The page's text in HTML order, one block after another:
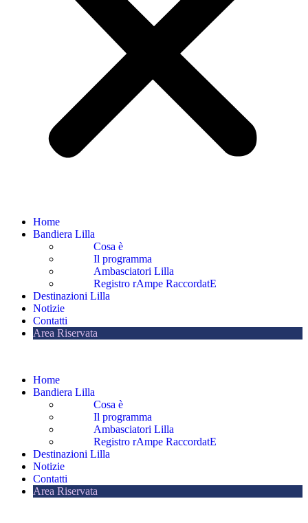
Home
Bandiera Lilla
Cosa è
Il programma
Ambasciatori Lilla
Registro rAmpe RaccordatE
Destinazioni Lilla
Notizie
Contatti
Area Riservata
Home
Bandiera Lilla
Cosa è
Il programma
Ambasciatori Lilla
Registro rAmpe RaccordatE
Destinazioni Lilla
Notizie
Contatti
Area Riservata